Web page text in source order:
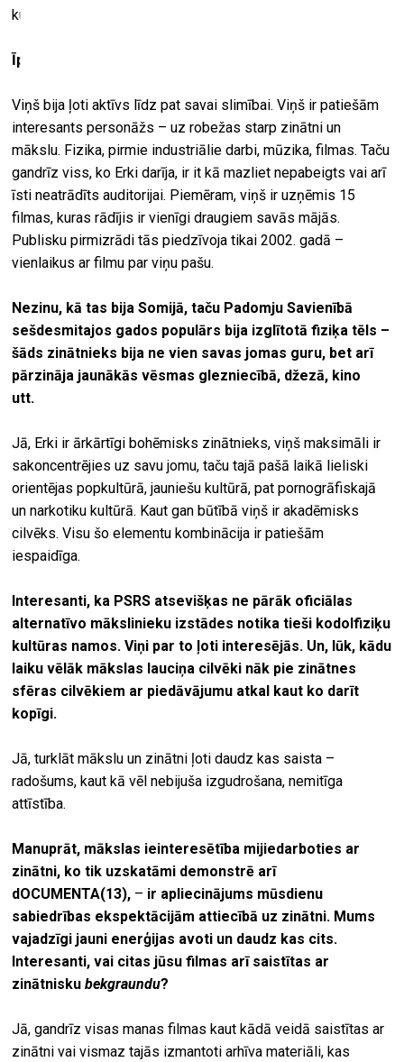
kuros tiks spēlēti oriģinālie Erki veidotie instrumenti.
Īpaši aktīvs viņš bija sešdesmitajos gados?
Viņš bija ļoti aktīvs līdz pat savai slimībai. Viņš ir patiešām
interesants personāžs – uz robežas starp zinātni un
mākslu. Fizika, pirmie industriālie darbi, mūzika, filmas. Taču
gandrīz viss, ko Erki darīja, ir it kā mazliet nepabeigts vai arī
īsti neatrādīts auditorijai. Piemēram, viņš ir uzņēmis 15
filmas, kuras rādījis ir vienīgi draugiem savās mājās.
Publisku pirmizrādi tās piedzīvoja tikai 2002. gadā –
vienlaikus ar filmu par viņu pašu.
Nezinu, kā tas bija Somijā, taču Padomju Savienībā
sešdesmitajos gados populārs bija izglītotā fiziķa tēls –
šāds zinātnieks bija ne vien savas jomas guru, bet arī
pārzināja jaunākās vēsmas glezniecībā, džezā, kino
utt.
Jā, Erki ir ārkārtīgi bohēmisks zinātnieks, viņš maksimāli ir
sakoncentrējies uz savu jomu, taču tajā pašā laikā lieliski
orientējas popkultūrā, jauniešu kultūrā, pat pornogrāfiskajā
un narkotiku kultūrā. Kaut gan būtībā viņš ir akadēmisks
cilvēks. Visu šo elementu kombinācija ir patiešām
iespaidīga.
Interesanti, ka PSRS atsevišķas ne pārāk oficiālas
alternatīvo mākslinieku izstādes notika tieši kodolfiziķu
kultūras namos. Viņi par to ļoti interesējās. Un, lūk, kādu
laiku vēlāk mākslas lauciņa cilvēki nāk pie zinātnes
sfēras cilvēkiem ar piedāvājumu atkal kaut ko darīt
kopīgi.
Jā, turklāt mākslu un zinātni ļoti daudz kas saista –
radošums, kaut kā vēl nebijuša izgudrošana, nemitīga
attīstība.
Manuprāt, mākslas ieinteresētība mijiedarboties ar
zinātni, ko tik uzskatāmi demonstrē arī
dOCUMENTA(13), – ir apliecinājums mūsdienu
sabiedrības ekspektācijām attiecībā uz zinātni. Mums
vajadzīgi jauni enerģijas avoti un daudz kas cits.
Interesanti, vai citas jūsu filmas arī saistītas ar
zinātniskubekgraundu?
Jā, gandrīz visas manas filmas kaut kādā veidā saistītas ar
zinātni vai vismaz tajās izmantoti arhīva materiāli, kas